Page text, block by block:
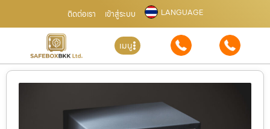
ติดต่อเรา เข้าสู่ระบบ LANGUAGE
เมนู